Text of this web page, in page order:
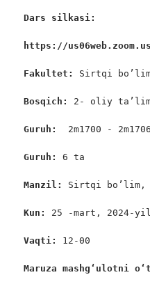
Dars silkasi:
https://us06web.zoom.us/
Fakultet: Sirtqi
Bosqich: 2- oliy
Guruh: 2m1700 - 2m1706
Guruh: 6 ta
Manzil: Sirtqi bo’lim,
Kun: 25 -mart, 2024-yil
Vaqti: 12-00
Maruza mashgʻulotni